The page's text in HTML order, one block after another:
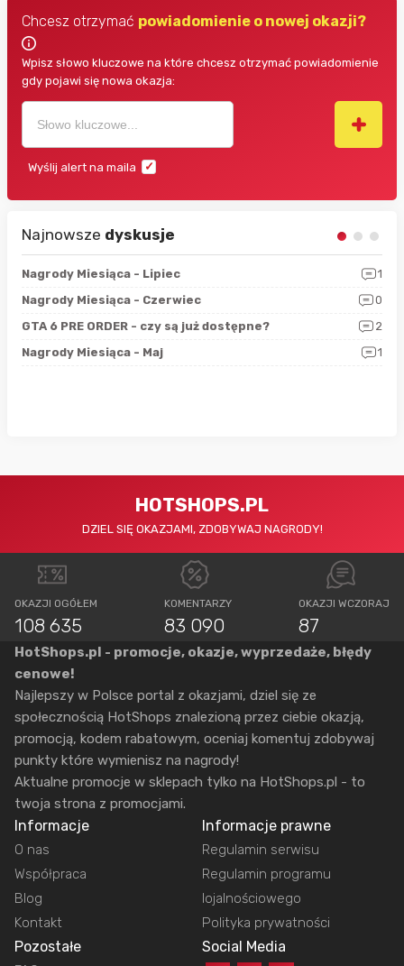
Chcesz otrzymać powiadomienie o nowej okazji?
Wpisz słowo kluczowe na które chcesz otrzymać powiadomienie
gdy pojawi się nowa okazja:
Wyślij alert na maila
Najnowsze dyskusje
Nagrody Miesiąca - Lipiec
1
Nagrody Miesiąca - Czerwiec
0
GTA 6 PRE ORDER - czy są już dostępne?
2
Nagrody Miesiąca - Maj
1
HOTSHOPS.PL
DZIEL SIĘ OKAZJAMI, ZDOBYWAJ NAGRODY!
OKAZJI OGÓŁEM
108 635
KOMENTARZY
83 090
OKAZJI WCZORAJ
87
HotShops.pl - promocje, okazje, wyprzedaże, błędy
cenowe!
Najlepszy w Polsce portal z okazjami, dziel się ze
społecznością HotShops znalezioną przez ciebie okazją,
promocją, kodem rabatowym, oceniaj komentuj zdobywaj
punkty które wymienisz na nagrody!
Aktualne promocje w sklepach tylko na HotShops.pl - to
twoja strona z promocjami.
Informacje
O nas
Współpraca
Blog
Kontakt
Informacje prawne
Regulamin serwisu
Regulamin programu
lojalnościowego
Polityka prywatności
Pozostałe Social Media